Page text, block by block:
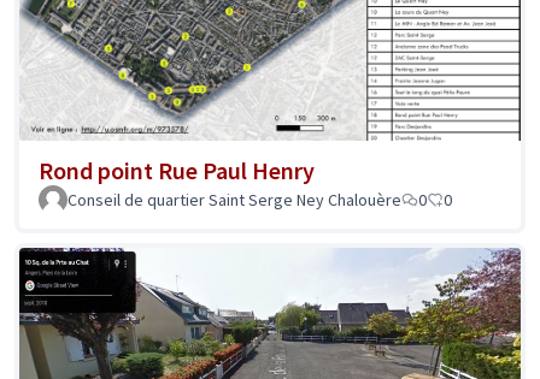
Rond point Rue Paul Henry
Conseil de quartier Saint Serge Ney Chalouère 0 0